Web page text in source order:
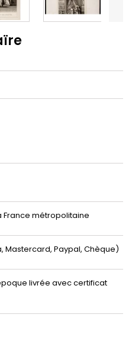
France métropolitaine
Mastercard, Paypal, Chèque)
livrée avec certificat